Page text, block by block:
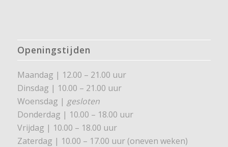
Openingstijden
Maandag | 12.00 – 21.00 uur
Dinsdag | 10.00 – 21.00 uur
Woensdag | gesloten
Donderdag | 10.00 – 18.00 uur
Vrijdag | 10.00 – 18.00 uur
Zaterdag | 10.00 – 17.00 uur (oneven weken)